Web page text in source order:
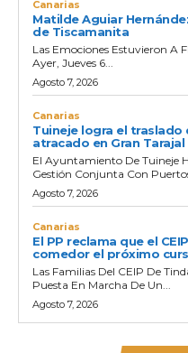
Canarias
Matilde Aguiar
de Tiscamanita
Las Emociones Estuvieron A
Ayer, Jueves 6...
Agosto 7, 2026
Canarias
Tuineje logra el
atracado en Gran Tarajal
El Ayuntamiento De Tuineje
Gestión Conjunta Con
Agosto 7, 2026
Canarias
El PP reclama que el
comedor el próximo
Las Familias Del CEIP De
Puesta En Marcha De Un...
Agosto 7, 2026